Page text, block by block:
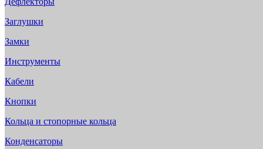
Заглушки
Замки
Инструменты
Кабели
Кнопки
Кольца и стопорные кольца
Конденсаторы